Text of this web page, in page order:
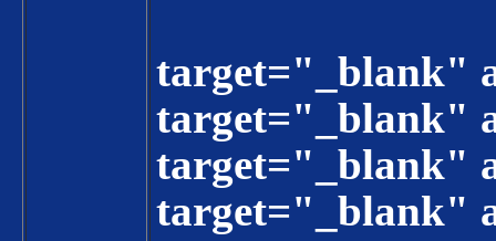
target="_blank"
target="_blank"
target="_blank"
target="_blank"